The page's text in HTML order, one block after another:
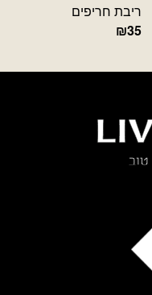
ריבת חריפים
₪35